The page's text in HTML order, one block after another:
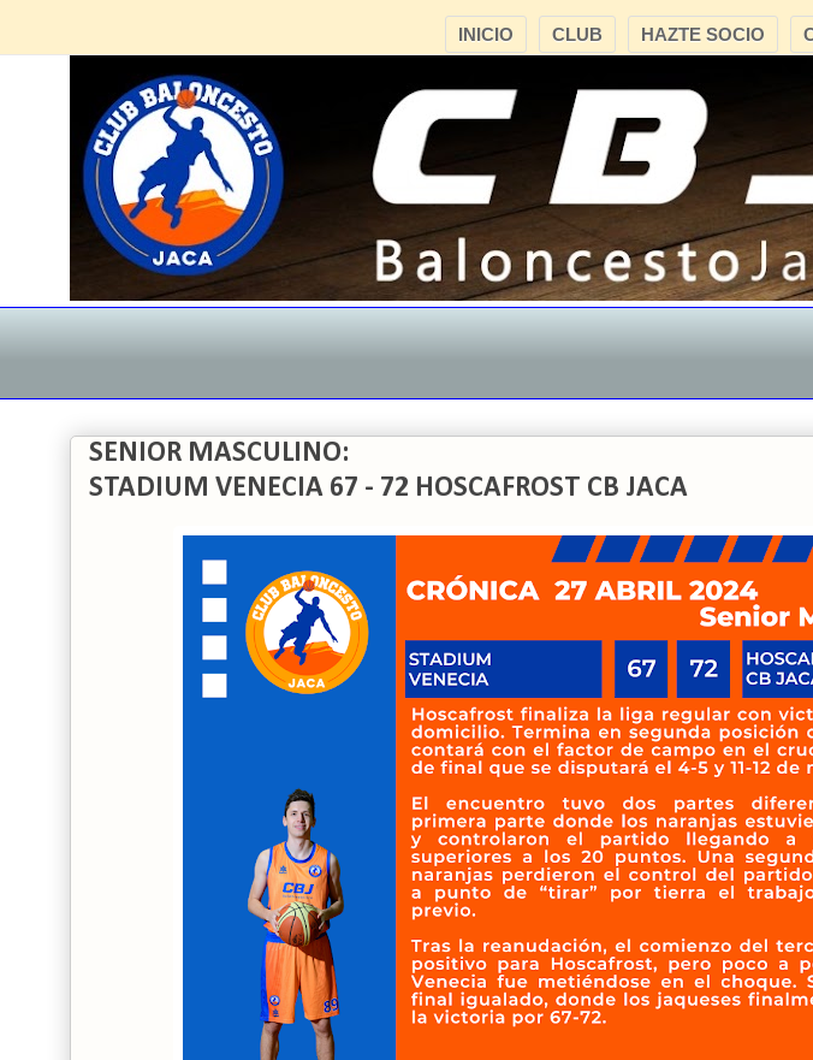
HAZTE SOCIO
CLUB
INICIO
SENIOR MASCULINO:
STADIUM VENECIA 67 - 72 HOSCAFROST CB JACA